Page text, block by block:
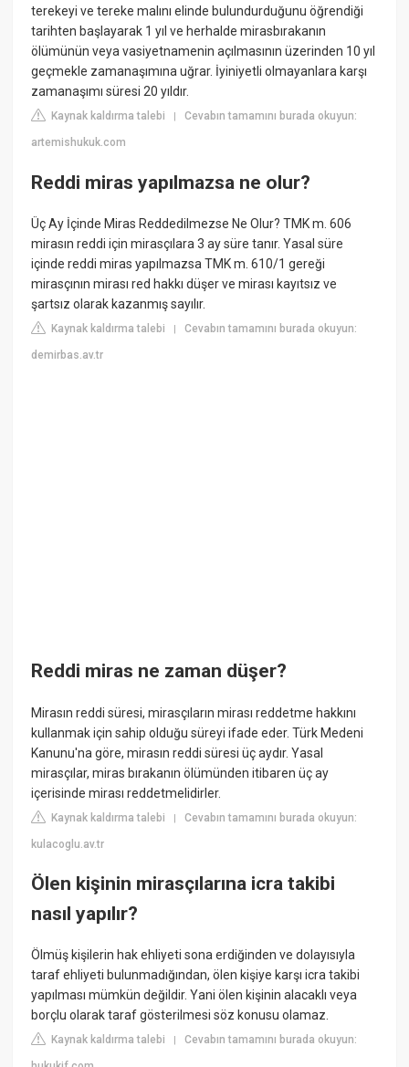
terekeyi ve tereke malını elinde bulundurduğunu öğrendiği
tarihten başlayarak 1 yıl ve herhalde mirasbırakanın
ölümünün veya vasiyetnamenin açılmasının üzerinden 10 yıl
geçmekle zamanaşımına uğrar. İyiniyetli olmayanlara karşı
zamanaşımı süresi 20 yıldır.
Kaynak kaldırma talebi |Cevabın tamamını burada okuyun:
artemishukuk.com
Reddi miras yapılmazsa ne olur?
Üç Ay İçinde Miras Reddedilmezse Ne Olur? TMK m. 606
mirasın reddi için mirasçılara 3 ay süre tanır. Yasal süre
içinde reddi miras yapılmazsa TMK m. 610/1 gereği
mirasçının mirası red hakkı düşer ve mirası kayıtsız ve
şartsız olarak kazanmış sayılır.
Kaynak kaldırma talebi |Cevabın tamamını burada okuyun:
demirbas.av.tr
Reddi miras ne zaman düşer?
Mirasın reddi süresi, mirasçıların mirası reddetme hakkını
kullanmak için sahip olduğu süreyi ifade eder. Türk Medeni
Kanunu'na göre, mirasın reddi süresi üç aydır. Yasal
mirasçılar, miras bırakanın ölümünden itibaren üç ay
içerisinde mirası reddetmelidirler.
Kaynak kaldırma talebi |Cevabın tamamını burada okuyun:
kulacoglu.av.tr
Ölen kişinin mirasçılarına icra takibi
nasıl yapılır?
Ölmüş kişilerin hak ehliyeti sona erdiğinden ve dolayısıyla
taraf ehliyeti bulunmadığından, ölen kişiye karşı icra takibi
yapılması mümkün değildir. Yani ölen kişinin alacaklı veya
borçlu olarak taraf gösterilmesi söz konusu olamaz.
Kaynak kaldırma talebi |Cevabın tamamını burada okuyun: